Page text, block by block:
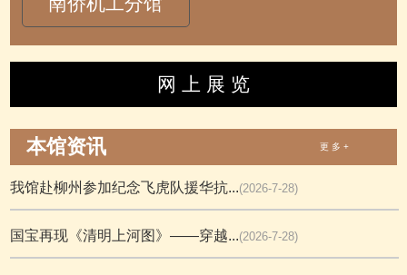
网 上 展 览
本馆资讯 更 多 +
我馆赴柳州参加纪念飞虎队援华抗...(2026-7-28)
国宝再现《清明上河图》——穿越...(2026-7-28)